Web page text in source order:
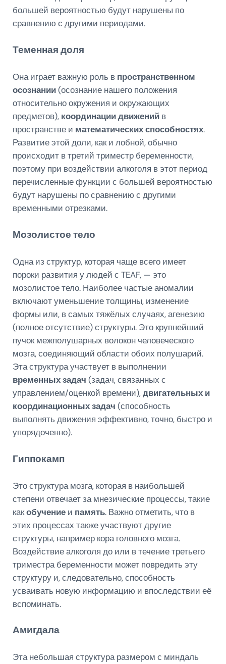
большей вероятностью будут нарушены по
сравнению с другими периодами.
Теменная доля
Она играет важную роль в пространственном
осознании(осознание нашего положения
относительно окружения и окружающих
предметов), координации движенийв
пространстве и математических способностях.
Развитие этой доли, как и лобной, обычно
происходит в третий триместр беременности,
поэтому при воздействии алкоголя в этот период
перечисленные функции с большей вероятностью
будут нарушены по сравнению с другими
временными отрезками.
Мозолистое тело
Одна из структур, которая чаще всего имеет
пороки развития у людей с TEAF, — это
мозолистое тело. Наиболее частые аномалии
включают уменьшение толщины, изменение
формы или, в самых тяжёлых случаях, агенезию
(полное отсутствие) структуры. Это крупнейший
пучок межполушарных волокон человеческого
мозга, соединяющий области обоих полушарий.
Эта структура участвует в выполнении
временных задач (задач, связанных с
управлением/оценкой времени),двигательных и
координационных задач (способность
выполнять движения эффективно, точно, быстро и
упорядоченно).
Гиппокамп
Это структура мозга, которая в наибольшей
степени отвечает за мнезические процессы, такие
какобучениеи память. Важно отметить, что в
этих процессах также участвуют другие
структуры, например кора головного мозга.
Воздействие алкоголя до или в течение третьего
триместра беременности может повредить эту
структуру и, следовательно, способность
усваивать новую информацию и впоследствии её
вспоминать.
Амигдала
Эта небольшая структура размером с миндаль